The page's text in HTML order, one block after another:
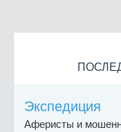
Экспедиция
Аферисты и